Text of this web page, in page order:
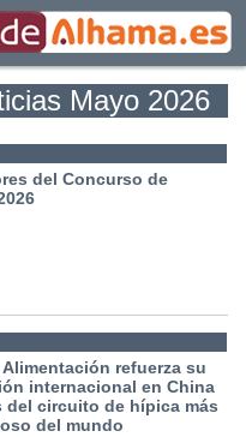
Mayo 2026
del Concurso de
Alimentación refuerza su
internacional en China
del circuito de hípica más
del mundo